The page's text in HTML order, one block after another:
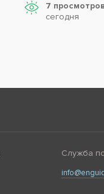
7
сегодня
Служба